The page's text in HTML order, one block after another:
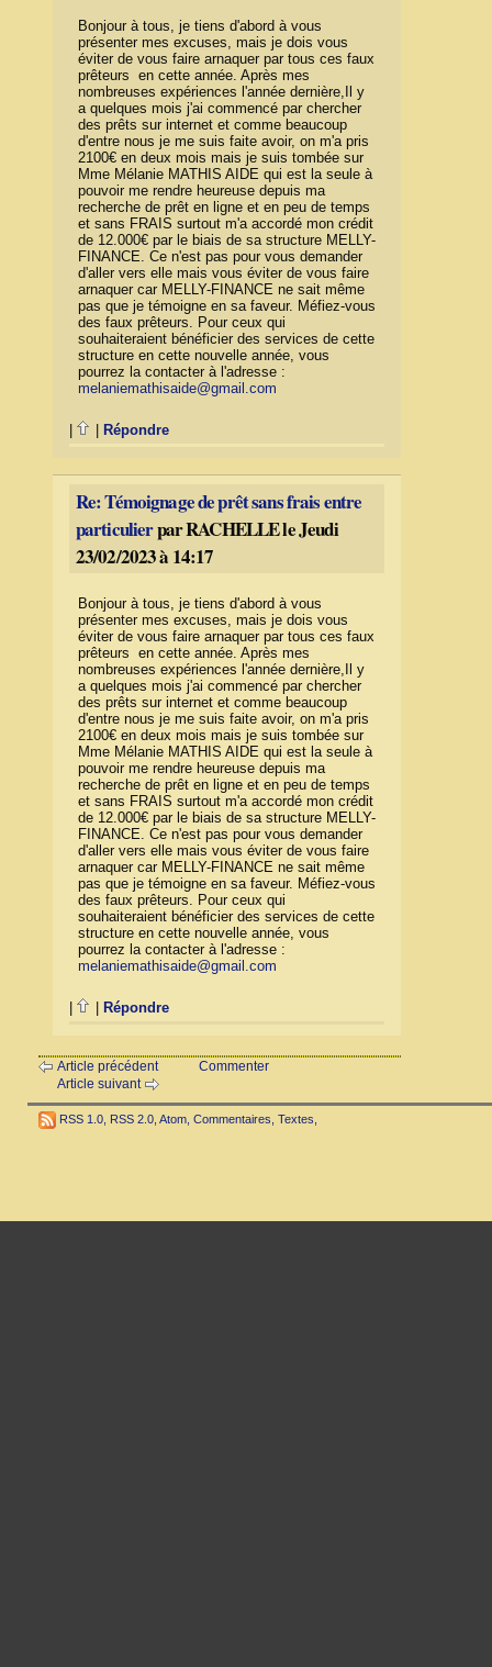
Bonjour à tous, je tiens d'abord à vous
présenter mes excuses, mais je dois vous
éviter de vous faire arnaquer par tous ces faux
prêteurs en cette année. Après mes
nombreuses expériences l'année dernière,Il y
a quelques mois j'ai commencé par chercher
des prêts sur internet et comme beaucoup
d'entre nous je me suis faite avoir, on m'a pris
2100€ en deux mois mais je suis tombée sur
Mme Mélanie MATHIS AIDE qui est la seule à
pouvoir me rendre heureuse depuis ma
recherche de prêt en ligne et en peu de temps
et sans FRAIS surtout m'a accordé mon crédit
de 12.000€ par le biais de sa structure MELLY-
FINANCE. Ce n'est pas pour vous demander
d'aller vers elle mais vous éviter de vous faire
arnaquer car MELLY-FINANCE ne sait même
pas que je témoigne en sa faveur. Méfiez-vous
des faux prêteurs. Pour ceux qui
souhaiteraient bénéficier des services de cette
structure en cette nouvelle année, vous
pourrez la contacter à l'adresse :
melaniemathisaide@gmail.com
| | Répondre
Re: Témoignage de prêt sans frais entre
particulierpar RACHELLE le Jeudi
23/02/2023 à 14:17
Bonjour à tous, je tiens d'abord à vous
présenter mes excuses, mais je dois vous
éviter de vous faire arnaquer par tous ces faux
prêteurs en cette année. Après mes
nombreuses expériences l'année dernière,Il y
a quelques mois j'ai commencé par chercher
des prêts sur internet et comme beaucoup
d'entre nous je me suis faite avoir, on m'a pris
2100€ en deux mois mais je suis tombée sur
Mme Mélanie MATHIS AIDE qui est la seule à
pouvoir me rendre heureuse depuis ma
recherche de prêt en ligne et en peu de temps
et sans FRAIS surtout m'a accordé mon crédit
de 12.000€ par le biais de sa structure MELLY-
FINANCE. Ce n'est pas pour vous demander
d'aller vers elle mais vous éviter de vous faire
arnaquer car MELLY-FINANCE ne sait même
pas que je témoigne en sa faveur. Méfiez-vous
des faux prêteurs. Pour ceux qui
souhaiteraient bénéficier des services de cette
structure en cette nouvelle année, vous
pourrez la contacter à l'adresse :
melaniemathisaide@gmail.com
Répondre
Article précédent
Commenter
Article suivant
RSS 1.0 RSS 2.0 Atom Commentaires Textes